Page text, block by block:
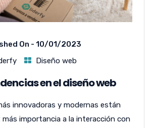
On - 10/01/2023
Diseño web
en el diseño web
innovadoras y modernas están
más importancia a la interacción con